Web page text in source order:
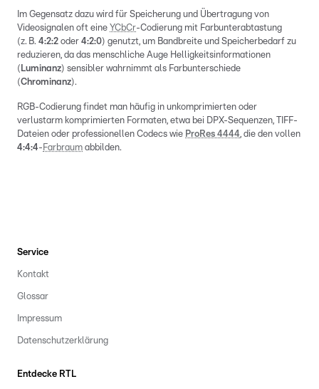
Im Gegensatz dazu wird für Speicherung und Übertragung von
Videosignalen oft eine YCbCr-Codierung mit Farbunterabtastung
(z. B. 4:2:2 oder 4:2:0) genutzt, um Bandbreite und Speicherbedarf zu
reduzieren, da das menschliche Auge Helligkeitsinformationen
( Luminanz) sensibler wahrnimmt als Farbunterschiede
(Chrominanz).
RGB-Codierung findet man häufig in unkomprimierten oder
verlustarm komprimierten Formaten, etwa bei DPX-Sequenzen, TIFF-
Dateien oder professionellen Codecs wie ProRes 4444, die den vollen
4:4:4- Farbraum abbilden.
Service
Kontakt
Glossar
Impressum
Datenschutzerklärung
Entdecke RTL